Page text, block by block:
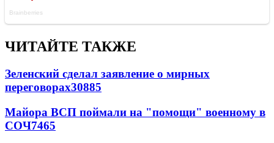
ЧИТАЙТЕ ТАКЖЕ
Зеленский сделал заявление о мирных
переговорах30885
Майора ВСП поймали на "помощи" военному в
СОЧ7465